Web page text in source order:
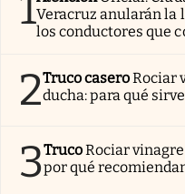
Veracruz anularán la
los conductores que
2Truco caseroRociar
ducha: para qué
3TrucoRociar
por qué